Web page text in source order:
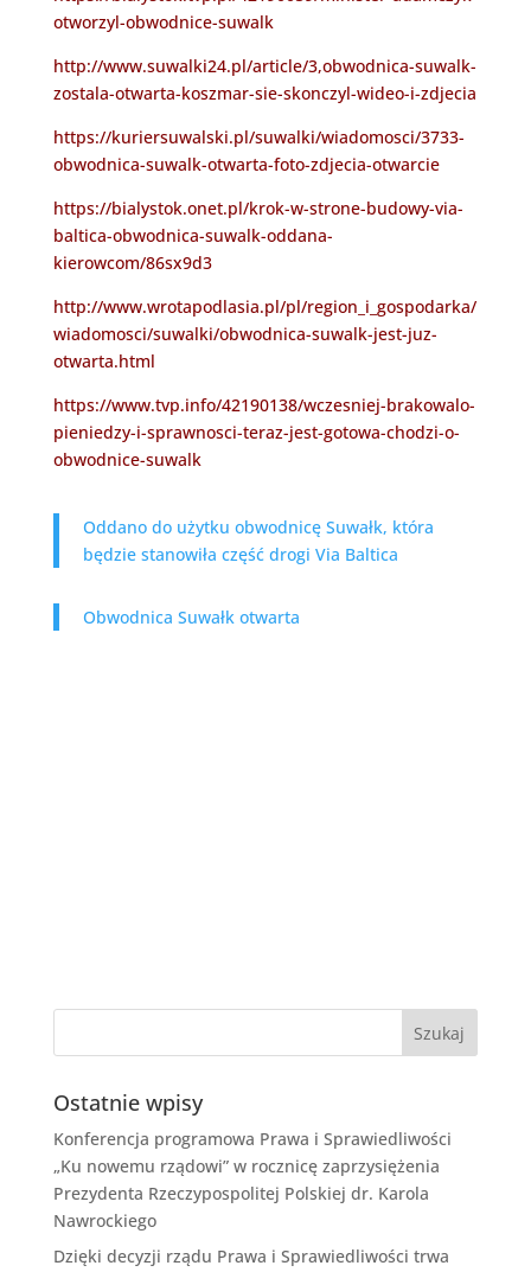
otworzyl-obwodnice-suwalk
http://www.suwalki24.pl/article/3,obwodnica-suwalk-
zostala-otwarta-koszmar-sie-skonczyl-wideo-i-zdjecia
https://kuriersuwalski.pl/suwalki/wiadomosci/3733-
obwodnica-suwalk-otwarta-foto-zdjecia-otwarcie
https://bialystok.onet.pl/krok-w-strone-budowy-via-
baltica-obwodnica-suwalk-oddana-
kierowcom/86sx9d3
http://www.wrotapodlasia.pl/pl/region_i_gospodarka/
wiadomosci/suwalki/obwodnica-suwalk-jest-juz-
otwarta.html
https://www.tvp.info/42190138/wczesniej-brakowalo-
pieniedzy-i-sprawnosci-teraz-jest-gotowa-chodzi-o-
obwodnice-suwalk
Oddano do użytku obwodnicę Suwałk, która
będzie stanowiła część drogi Via Baltica
Obwodnica Suwałk otwarta
Ostatnie wpisy
Konferencja programowa Prawa i Sprawiedliwości
„Ku nowemu rządowi” w rocznicę zaprzysiężenia
Prezydenta Rzeczypospolitej Polskiej dr. Karola
Nawrockiego
Dzięki decyzji rządu Prawa i Sprawiedliwości trwa